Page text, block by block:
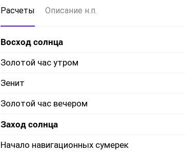
Расчеты Описание н.п.
Восход солнца
Золотой час утром
Зенит
Золотой час вечером
Заход солнца
Начало навигационных сумерек